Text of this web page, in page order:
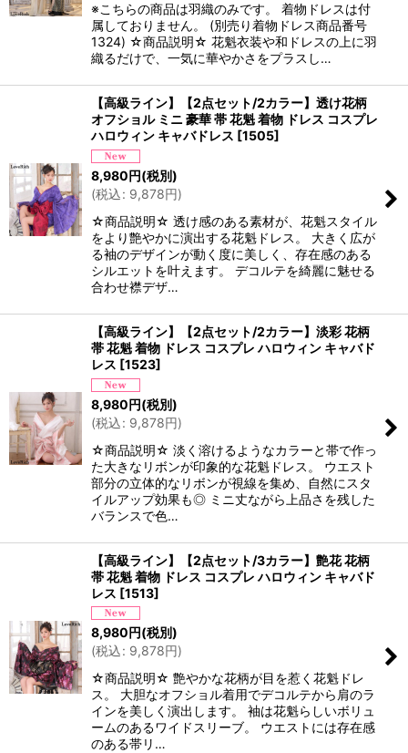
※こちらの商品は羽織のみです。 着物ドレスは付
属しておりません。 (別売り着物ドレス商品番号
1324) ☆商品説明☆ 花魁衣装や和ドレスの上に羽
織るだけで、一気に華やかさをプラスし…
【高級ライン】【2点セット/2カラー】透け花柄
オフショル ミニ 豪華 帯 花魁 着物 ドレス コスプレ
ハロウィン キャバドレス [1505]
8,980円(税別)
(税込: 9,878円)
☆商品説明☆ 透け感のある素材が、花魁スタイル
をより艶やかに演出する花魁ドレス。 大きく広が
る袖のデザインが動く度に美しく、存在感のある
シルエットを叶えます。 デコルテを綺麗に魅せる
合わせ襟デザ…
【高級ライン】【2点セット/2カラー】淡彩 花柄
帯 花魁 着物 ドレス コスプレ ハロウィン キャバド
レス [1523]
8,980円(税別)
(税込: 9,878円)
☆商品説明☆ 淡く溶けるようなカラーと帯で作っ
た大きなリボンが印象的な花魁ドレス。 ウエスト
部分の立体的なリボンが視線を集め、自然にスタ
イルアップ効果も◎ ミニ丈ながら上品さを残した
バランスで色…
【高級ライン】【2点セット/3カラー】艶花 花柄
帯 花魁 着物 ドレス コスプレ ハロウィン キャバド
レス [1513]
8,980円(税別)
(税込: 9,878円)
☆商品説明☆ 艶やかな花柄が目を惹く花魁ドレ
ス。 大胆なオフショル着用でデコルテから肩のラ
インを美しく演出します。 袖は花魁らしいボリュ
ームのあるワイドスリーブ。 ウエストには存在感
のある帯リ…